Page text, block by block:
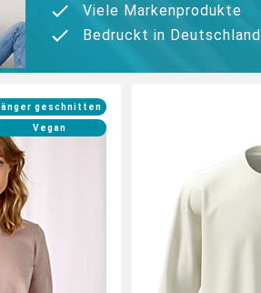
Viele Markenprodukte
Bedruckt in Deutschland
länger geschnitten
Vegan